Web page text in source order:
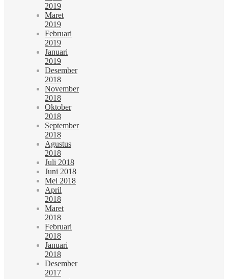
2019
Maret
2019
Februari
2019
Januari
2019
Desember
2018
November
2018
Oktober
2018
September
2018
Agustus
2018
Juli 2018
Juni 2018
Mei 2018
April
2018
Maret
2018
Februari
2018
Januari
2018
Desember
2017